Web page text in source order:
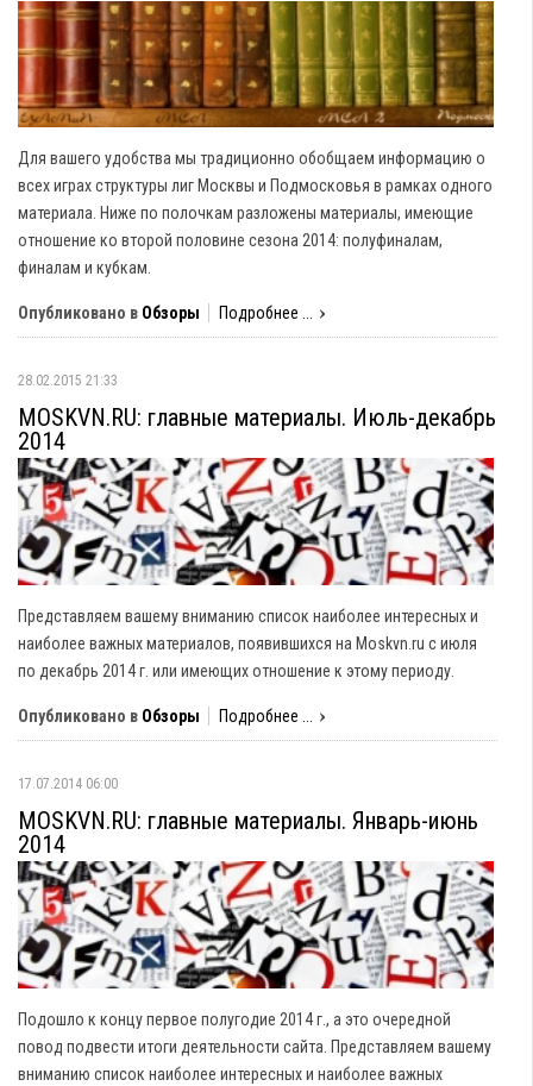
Для вашего удобства мы традиционно обобщаем информацию о
всех играх структуры лиг Москвы и Подмосковья в рамках одного
материала. Ниже по полочкам разложены материалы, имеющие
отношение ко второй половине сезона 2014: полуфиналам,
финалам и кубкам.
Опубликовано в Обзоры Подробнее ...
28.02.2015 21:33
MOSKVN.RU: главные материалы. Июль-декабрь
2014
Представляем вашему вниманию список наиболее интересных и
наиболее важных материалов, появившихся на Moskvn.ru с июля
по декабрь 2014 г. или имеющих отношение к этому периоду.
Опубликовано в Обзоры Подробнее ...
17.07.2014 06:00
MOSKVN.RU: главные материалы. Январь-июнь
2014
Подошло к концу первое полугодие 2014 г., а это очередной
повод подвести итоги деятельности сайта. Представляем вашему
вниманию список наиболее интересных и наиболее важных